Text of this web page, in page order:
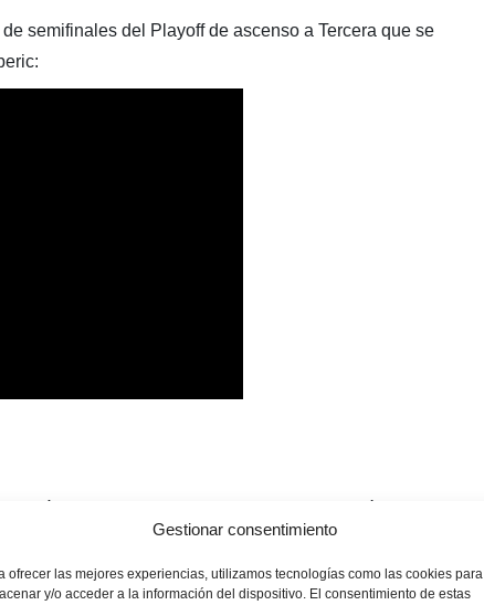
Gestionar consentimiento
ofrecer las mejores experiencias, utilizamos tecnologías como las cookies para
y/o acceder a la información del dispositivo. El consentimiento de estas
semifinales del Playoff de ascenso a Tercera que se
en la primera final por el ascenso el próximo jueves